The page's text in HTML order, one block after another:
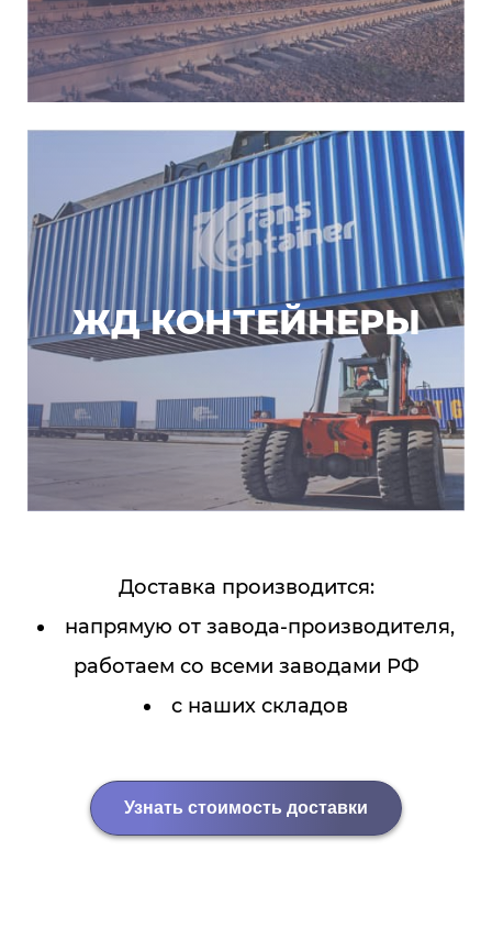
ЖД КОНТЕЙНЕРЫ
Доставка производится:
напрямую от завода-производителя,
работаем со всеми заводами РФ
с наших складов
Узнать стоимость доставки